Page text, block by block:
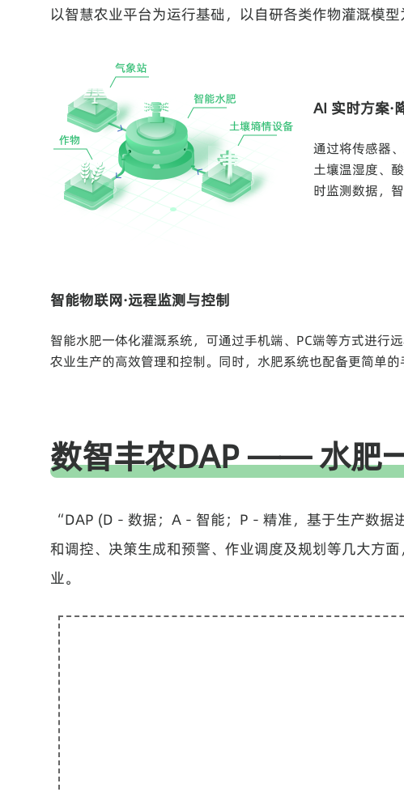
以智慧农业平台为运行基础，以自研各类作物灌溉模
AI 实时方案·
通过将传感器
土壤温湿度、
时监测数据，
智能物联网·远程监测与控制
智能水肥一体化灌溉系统，可通过手机端、PC端等方式进行
农业生产的高效管理和控制。同时，水肥系统也配备更简单
数智丰农DAP —— 水肥
“DAP (D - 数据；A - 智能；P - 精准，基于生产数
和调控、决策生成和预警、作业调度及规划等几大方
业。